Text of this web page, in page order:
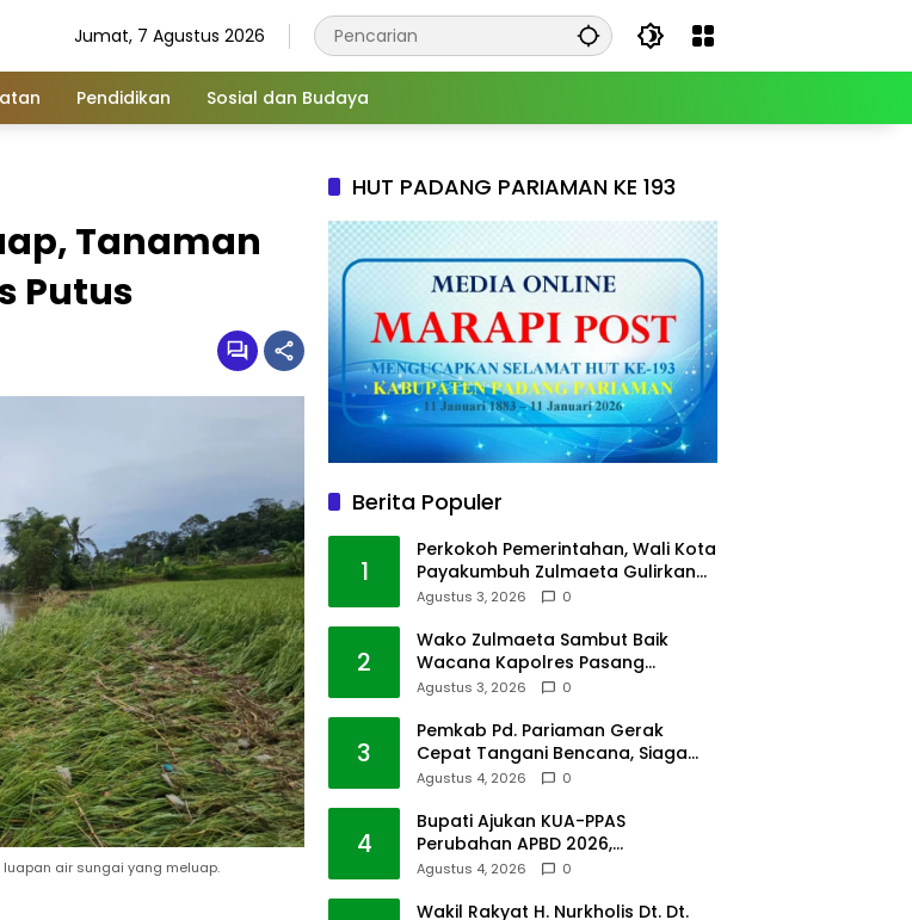
Jumat, 7 Agustus 2026
Pendidikan Sosial dan Budaya
Tanaman
Putus
air sungai yang meluap.
HUT PADANG PARIAMAN KE 193
Berita Populer
1
Perkokoh Pemerintahan, Wali Kota
Payakumbuh Zulmaeta Gulirkan
Jabatan
Agustus 3, 2026 0
2
Wako Zulmaeta Sambut Baik
Wacana Kapolres Pasang
Kamera Pantau Lalin
Agustus 3, 2026 0
3
Pemkab Pd. Pariaman Gerak
Cepat Tangani Bencana, Siaga
Cuaca Ekstrem
Agustus 4, 2026 0
4
Bupati Ajukan KUA-PPAS
Perubahan APBD 2026,
Pendapatan Pasbar Naik 15
Agustus 4, 2026 0
Wakil Rakyat H. Nurkholis Dt. Dt.